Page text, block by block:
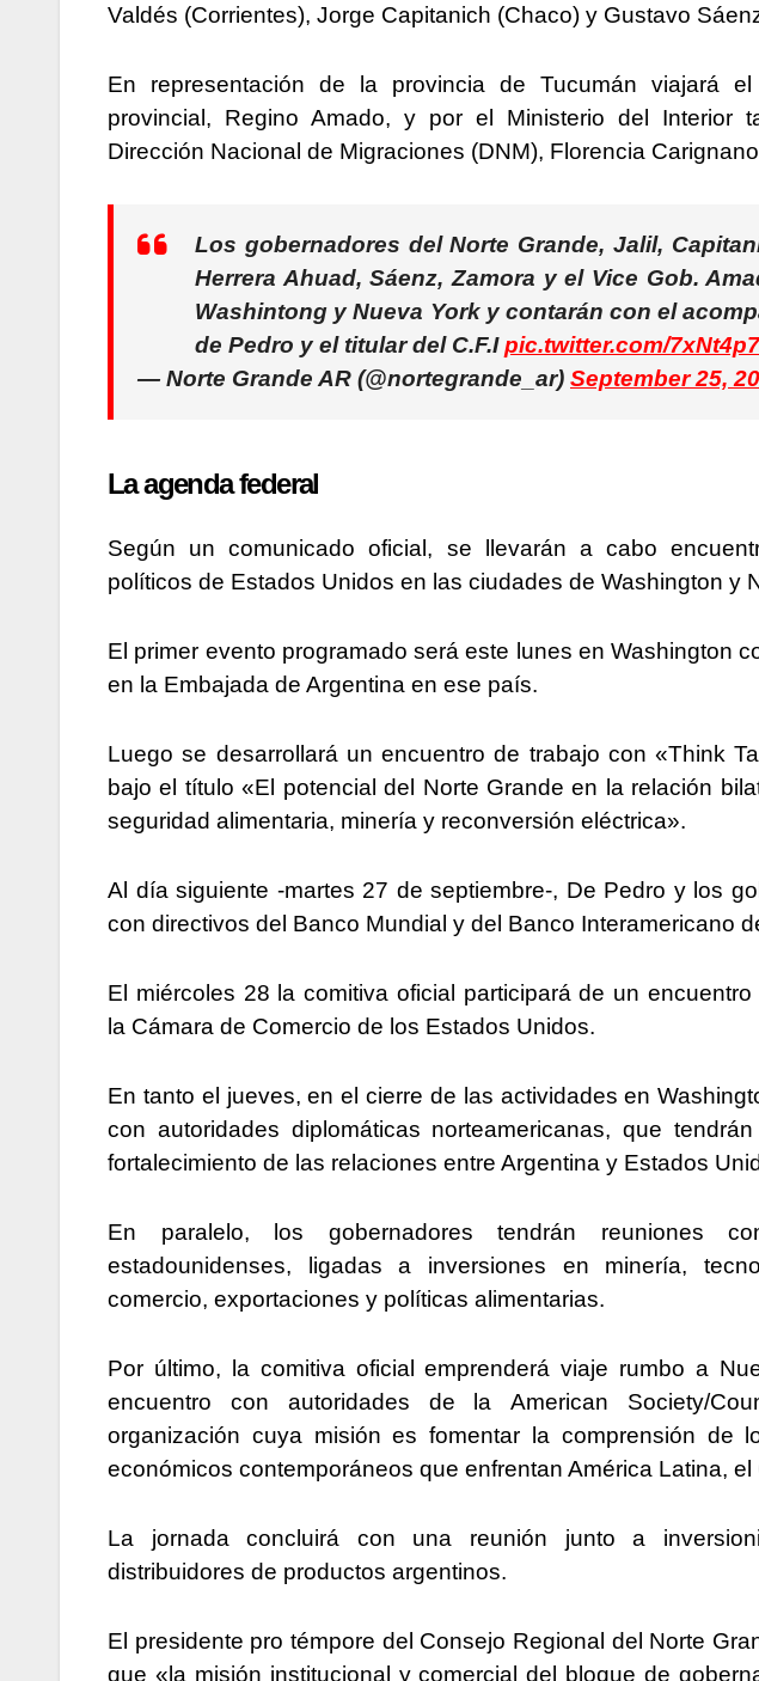
Valdés (Corrientes), Jorge Capitanich (Chaco) y Gustavo
En representación de la provincia de Tucumán viajará
provincial, Regino Amado, y por el Ministerio del Interior
Dirección Nacional de Migraciones (DNM), Florencia
Los gobernadores del Norte Grande, Jalil,
Herrera Ahuad, Sáenz, Zamora y el Vice Gob.
Washintong y Nueva York y contarán con el
de Pedro y el titular del C.F.Ipic.twitter.com/
— Norte Grande AR (@nortegrande_ar) September 25,
La agenda federal
Según un comunicado oficial, se llevarán a cabo
políticos de Estados Unidos en las ciudades de Washington y
El primer evento programado será este lunes en Washington
en la Embajada de Argentina en ese país.
Luego se desarrollará un encuentro de trabajo con «Think
bajo el título «El potencial del Norte Grande en la relación
seguridad alimentaria, minería y reconversión eléctrica».
Al día siguiente -martes 27 de septiembre-, De Pedro y los
con directivos del Banco Mundial y del Banco Interamericano
El miércoles 28 la comitiva oficial participará de un
la Cámara de Comercio de los Estados Unidos.
En tanto el jueves, en el cierre de las actividades en
con autoridades diplomáticas norteamericanas, que
fortalecimiento de las relaciones entre Argentina y Estados
En paralelo, los gobernadores tendrán reuniones
estadounidenses, ligadas a inversiones en minería,
comercio, exportaciones y políticas alimentarias.
Por último, la comitiva oficial emprenderá viaje rumbo a
encuentro con autoridades de la American Society/
organización cuya misión es fomentar la comprensión de
económicos contemporáneos que enfrentan América Latina,
La jornada concluirá con una reunión junto a
distribuidores de productos argentinos.
El presidente pro témpore del Consejo Regional del Norte
que «la misión institucional y comercial del bloque de